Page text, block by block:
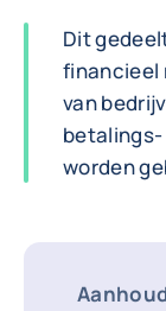
Dit
financieel
van
betalings-
worden